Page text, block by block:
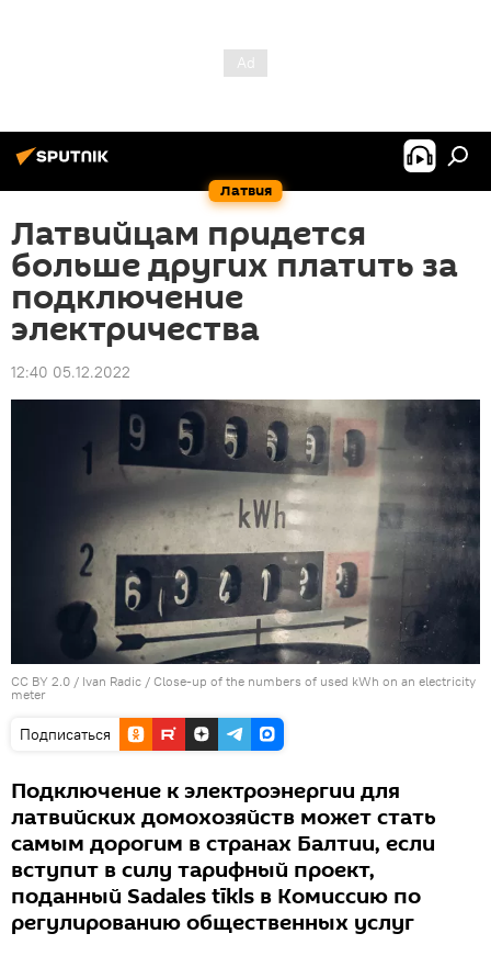
Латвия
Латвийцам придется
больше других платить за
подключение
электричества
12:40 05.12.2022
CC BY 2.0 / Ivan Radic / Close-up of the numbers of used kWh on an electricity
meter
Подписаться
Подключение к электроэнергии для
латвийских домохозяйств может стать
самым дорогим в странах Балтии, если
вступит в силу тарифный проект,
поданный Sadales tīkls в Комиссию по
регулированию общественных услуг